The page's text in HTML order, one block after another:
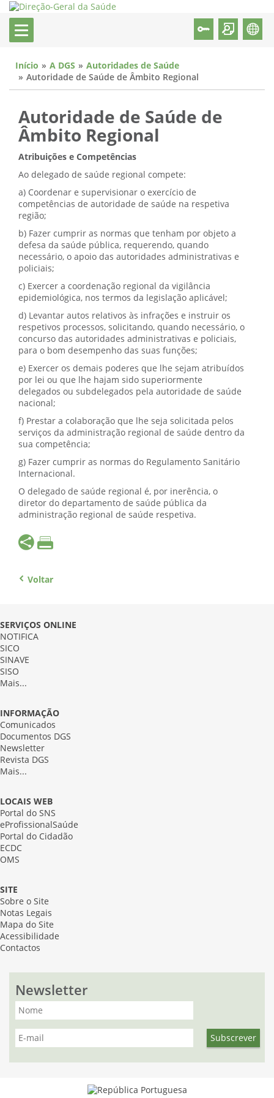
Início A DGS
Autoridades de Saúde
Autoridade de Saúde de Âmbito Regional
Autoridade de Saúde de
Âmbito Regional
Atribuições e Competências
Ao delegado de saúde regional compete:
a) Coordenar e supervisionar o exercício de
competências de autoridade de saúde na respetiva
região;
b) Fazer cumprir as normas que tenham por objeto a
defesa da saúde pública, requerendo, quando
necessário, o apoio das autoridades administrativas e
policiais;
c) Exercer a coordenação regional da vigilância
epidemiológica, nos termos da legislação aplicável;
d) Levantar autos relativos às infrações e instruir os
respetivos processos, solicitando, quando necessário, o
concurso das autoridades administrativas e policiais,
para o bom desempenho das suas funções;
e) Exercer os demais poderes que lhe sejam atribuídos
por lei ou que lhe hajam sido superiormente
delegados ou subdelegados pela autoridade de saúde
nacional;
f) Prestar a colaboração que lhe seja solicitada pelos
serviços da administração regional de saúde dentro da
sua competência;
g) Fazer cumprir as normas do Regulamento Sanitário
Internacional.
O delegado de saúde regional é, por inerência, o
diretor do departamento de saúde pública da
administração regional de saúde respetiva.
Voltar
SERVIÇOS ONLINE
NOTIFICA
SICO
SINAVE
SISO
Mais...
INFORMAÇÃO
Comunicados
Documentos DGS
Newsletter
Revista DGS
Mais...
LOCAIS WEB
Portal do SNS
eProfissionalSaúde
Portal do Cidadão
ECDC
OMS
SITE
Sobre o Site
Notas Legais
Mapa do Site
Acessibilidade
Contactos
Newsletter